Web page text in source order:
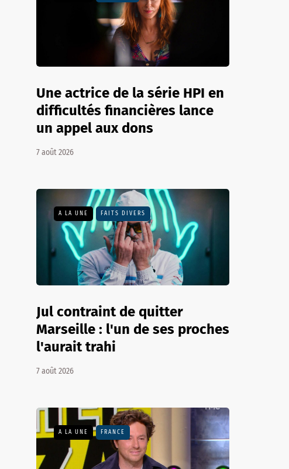
Une actrice de la série HPI en
difficultés financières lance
un appel aux dons
7 août 2026
A LA UNE FAITS DIVERS
Jul contraint de quitter
Marseille : l'un de ses proches
l'aurait trahi
7 août 2026
A LA UNE FRANCE